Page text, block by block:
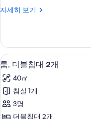
이
침
대
1
개
사
진
모
자세히 보기
클
트,
킹
사
이
즈
침
대
개
룸,
더
블
침
대
8
룸, 더블침대 2개
40㎡
침실 1개
3명
더블침대 2개